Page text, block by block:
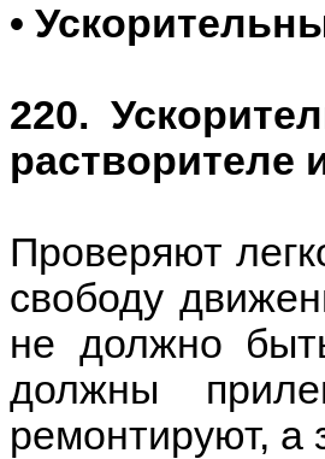
•
220.
растворителе
Проверяют
свободу
не должно
должны
ремонтируют, а